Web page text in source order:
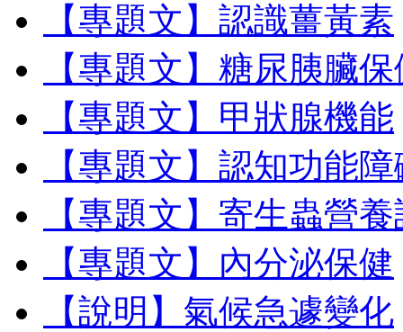
【專題文】認識薑黃素
【專題文】糖尿胰臟
【專題文】甲狀腺機能
【專題文】認知功能
【專題文】寄生蟲營
【專題文】內分泌保健
【說明】氣候急遽變化